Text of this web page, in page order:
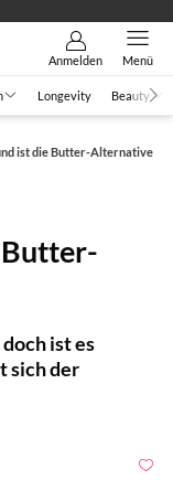
Anmelden Menü
Longevity Beauty
ist die Butter-Alternative
Butter-
ist es
sich der